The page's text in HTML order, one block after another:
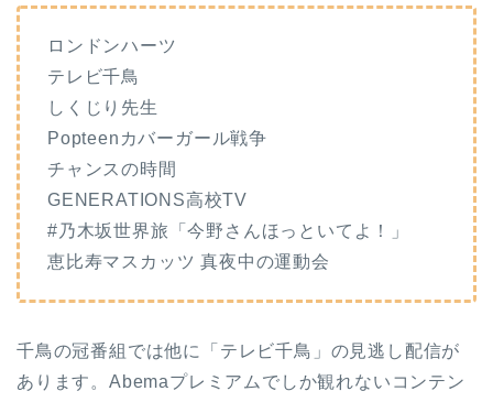
ロンドンハーツ
テレビ千鳥
しくじり先生
Popteenカバーガール戦争
チャンスの時間
GENERATIONS高校TV
#乃木坂世界旅「今野さんほっといてよ！」
恵比寿マスカッツ 真夜中の運動会
千鳥の冠番組では他に「テレビ千鳥」の見逃し配信が
あります。Abemaプレミアムでしか観れないコンテン